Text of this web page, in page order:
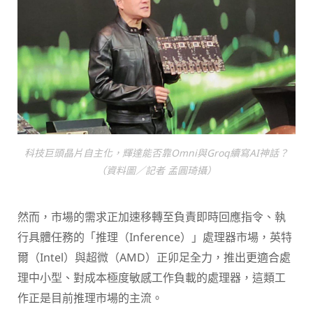
科技巨頭晶片自主化，輝達能否靠Omni與Groq續寫AI神話？
（資料圖／記者 孟圓琦攝）
然而，市場的需求正加速移轉至負責即時回應指令、執
行具體任務的「推理（Inference）」處理器市場，英特
爾（Intel）與超微（AMD）正卯足全力，推出更適合處
理中小型、對成本極度敏感工作負載的處理器，這類工
作正是目前推理市場的主流。